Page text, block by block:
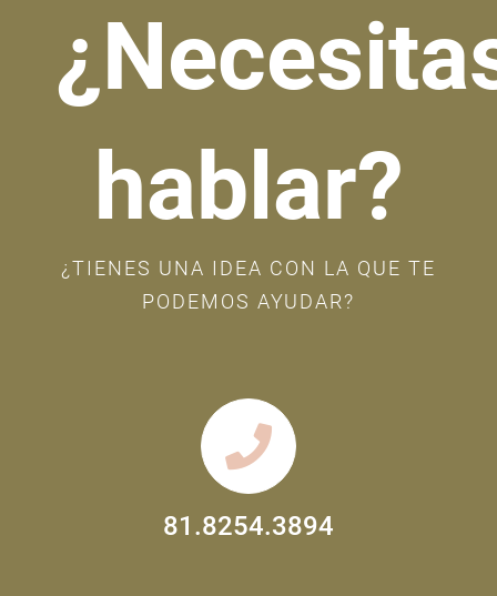
hablar?
¿TIENES UNA IDEA CON LA QUE TE
PODEMOS AYUDAR?
81.8254.3894